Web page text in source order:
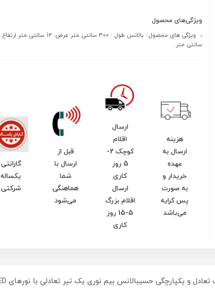
ویژگی‌های محصول
سانتی متر
هزینه
ارسال به
عهده
خریدار و
به صورت
پس کرایه
می‌باشد
ارسال
اقلام
کوچک 2-
5 روز
کاری
ارسال
اقلام بزرگ
5-15 روز
کاری
قبل از
ارسال با
شما
هماهنگی
می‌شود
گارانتی
یکساله
شرکتی